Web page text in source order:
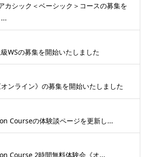
カシック＜ベーシック＞コースの募集を
WSの募集を開始いたしました
ンライン》の募集を開始いたしました
Courseの体験談ページを更新し...
Course 2時間無料体験会《オ...